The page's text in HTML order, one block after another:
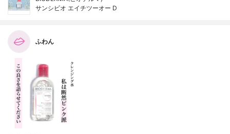
サンシビオ エイチツーオー D
ふわん